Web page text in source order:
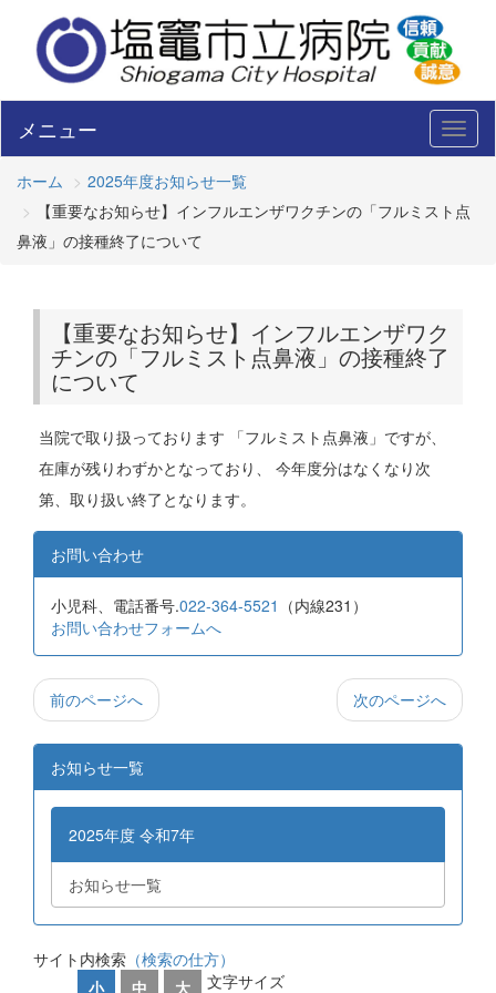
メニュー
ホーム
2025年度お知らせ一覧
【重要なお知らせ】インフルエンザワクチンの「フルミスト点
鼻液」の接種終了について
【重要なお知らせ】インフルエンザワク
チンの「フルミスト点鼻液」の接種終了
について
当院で取り扱っております 「フルミスト点鼻液」ですが、
在庫が残りわずかとなっており、 今年度分はなくなり次
第、取り扱い終了となります。
お問い合わせ
小児科、電話番号.022-364-5521 （内線231）
お問い合わせフォームへ
前のページへ 次のページへ
お知らせ一覧
2025年度 令和7年
お知らせ一覧
サイト内検索 （検索の仕方）
小 中 大 文字サイズ